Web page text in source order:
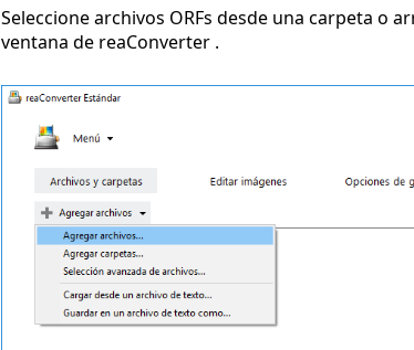
Seleccione archivos ORFs desde una carpeta o
ventana de reaConverter .